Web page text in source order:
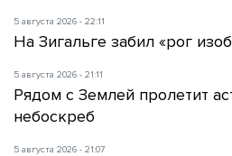
5 августа 2026 - 22:11
На Зигальге забил «рог
5 августа 2026 - 21:11
Рядом с Землей пролетит
небоскреб
5 августа 2026 - 21:07